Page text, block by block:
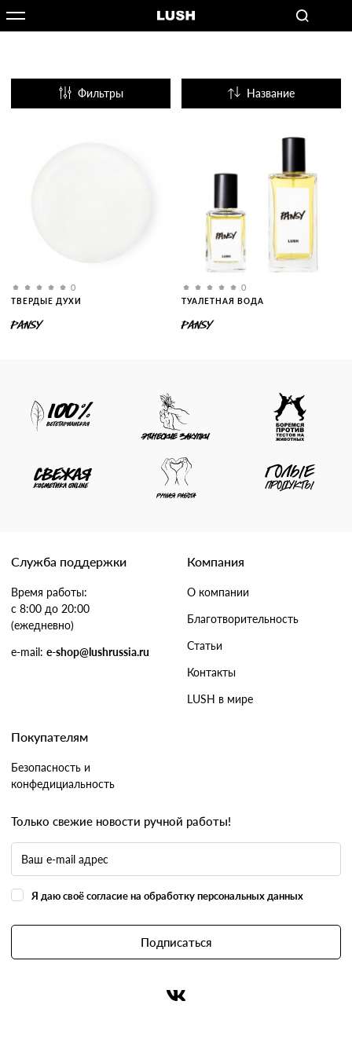
Фильтры Название
0
ТВЕРДЫЕ ДУХИ
PANSY
0
ТУАЛЕТНАЯ ВОДА
PANSY
Служба поддержки
Время работы:
с 8:00 до 20:00
(ежедневно)
e-mail: e-shop@lushrussia.ru
Компания
О компании
Благотворительность
Статьи
Контакты
LUSH в мире
Покупателям
Безопасность и
конфедициальность
Только свежие новости ручной работы!
Я даю своё согласие на обработку персональных данных
Подписаться